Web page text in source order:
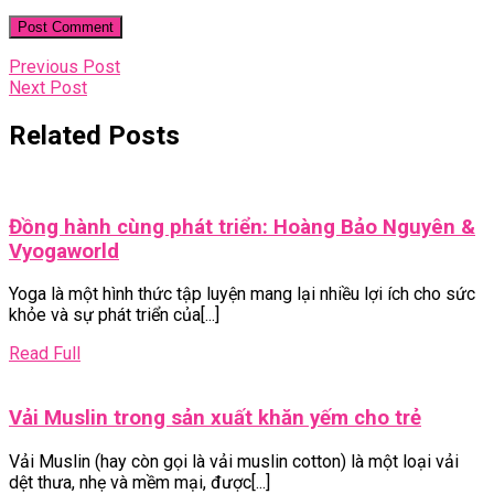
Điều
hướng
bài
Previous PostPrevious
Next PostNext
Related Posts
Đồng hành cùng phát triển: Hoàng Bảo Nguyên &
Vyogaworld
cùng
phát
Nguyên
Vyogaworld
Yoga là một hình thức tập luyện mang lại nhiều lợi ích cho sức
khỏe và sự phát triển của[...]
Read Full Read
Vải Muslin trong sản xuất khăn yếm cho trẻVải
trong
Vải Muslin (hay còn gọi là vải muslin cotton) là một loại vải
dệt thưa, nhẹ và mềm mại, được[...]